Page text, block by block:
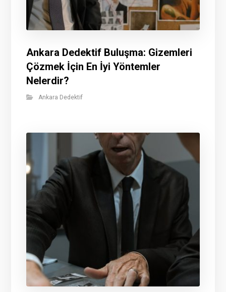
Ankara Dedektif Buluşma: Gizemleri
Çözmek İçin En İyi Yöntemler
Nelerdir?
Ankara Dedektif